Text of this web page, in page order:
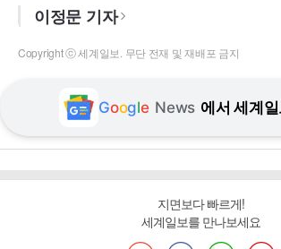
이정문 기자
Copyright ⓒ 세계일보. 무단 전재 및 재배포 금지
Google News 에서 세계
지면보다 빠르게!
세계일보를 만나보세요